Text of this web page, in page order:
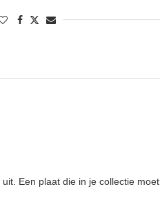
Een plaat die in je collectie moet